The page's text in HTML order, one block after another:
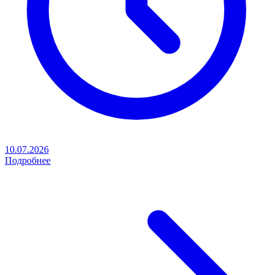
10.07.2026
Подробнее